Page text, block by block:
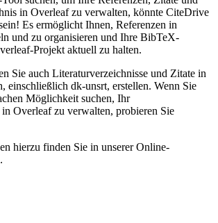
in Overleaf zu verwalten, könnte CiteDrive
Es ermöglicht Ihnen, Referenzen in
und zu organisieren und Ihre BibTeX-
Projekt aktuell zu halten.
Sie auch Literaturverzeichnisse und Zitate in
einschließlich dk-unsrt, erstellen. Wenn Sie
Möglichkeit suchen, Ihr
Overleaf zu verwalten, probieren Sie
hierzu finden Sie in unserer Online-